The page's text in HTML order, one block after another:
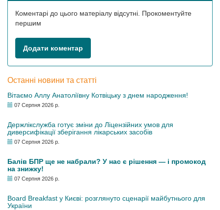
Коментарі до цього матеріалу відсутні. Прокоментуйте
першим
Додати коментар
Останні новини та статті
Вітаємо Аллу Анатоліївну Котвіцьку з днем народження!
07 Серпня 2026 р.
Держлікслужба готує зміни до Ліцензійних умов для
диверсифікації зберігання лікарських засобів
07 Серпня 2026 р.
Балів БПР ще не набрали? У нас є рішення — і промокод
на знижку!
07 Серпня 2026 р.
Board Breakfast у Києві: розглянуто сценарії майбутнього для
України